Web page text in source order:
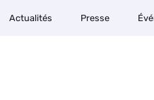
secondaire
Actualités Presse